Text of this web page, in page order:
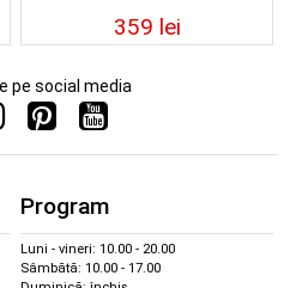
359 lei
pe social media
Program
Luni - vineri: 10.00 - 20.00
Sâmbătă: 10.00 - 17.00